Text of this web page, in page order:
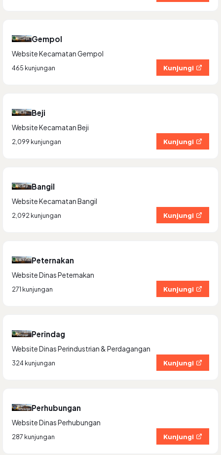
Gempol
Website Kecamatan Gempol
465 kunjungan Kunjungi
Beji
Website Kecamatan Beji
2,099 kunjungan Kunjungi
Bangil
Website Kecamatan Bangil
2,092 kunjungan Kunjungi
Peternakan
Website Dinas Peternakan
271 kunjungan Kunjungi
Perindag
Website Dinas Perindustrian & Perdagangan
324 kunjungan Kunjungi
Perhubungan
Website Dinas Perhubungan
287 kunjungan Kunjungi